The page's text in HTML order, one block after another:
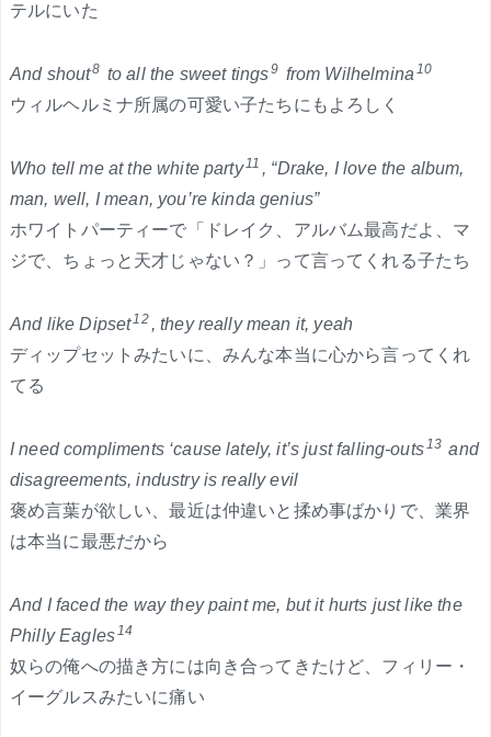
テルにいた
And shout8 to all the sweet tings9 from Wilhelmina 10
ウィルヘルミナ所属の可愛い子たちにもよろしく
Who tell me at the white party11 , “Drake, I love the album,
man, well, I mean, you’re kinda genius”
ホワイトパーティーで「ドレイク、アルバム最高だよ、マ
ジで、ちょっと天才じゃない？」って言ってくれる子たち
And like Dipset12 , they really mean it, yeah
ディップセットみたいに、みんな本当に心から言ってくれ
てる
I need compliments ‘cause lately, it’s just falling-outs13 and
disagreements, industry is really evil
褒め言葉が欲しい、最近は仲違いと揉め事ばかりで、業界
は本当に最悪だから
And I faced the way they paint me, but it hurts just like the
Philly Eagles14
奴らの俺への描き方には向き合ってきたけど、フィリー・
イーグルスみたいに痛い